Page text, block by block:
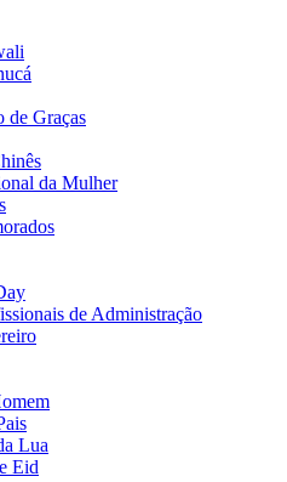
de Graças
da Mulher
de Administração
Lua
Eid